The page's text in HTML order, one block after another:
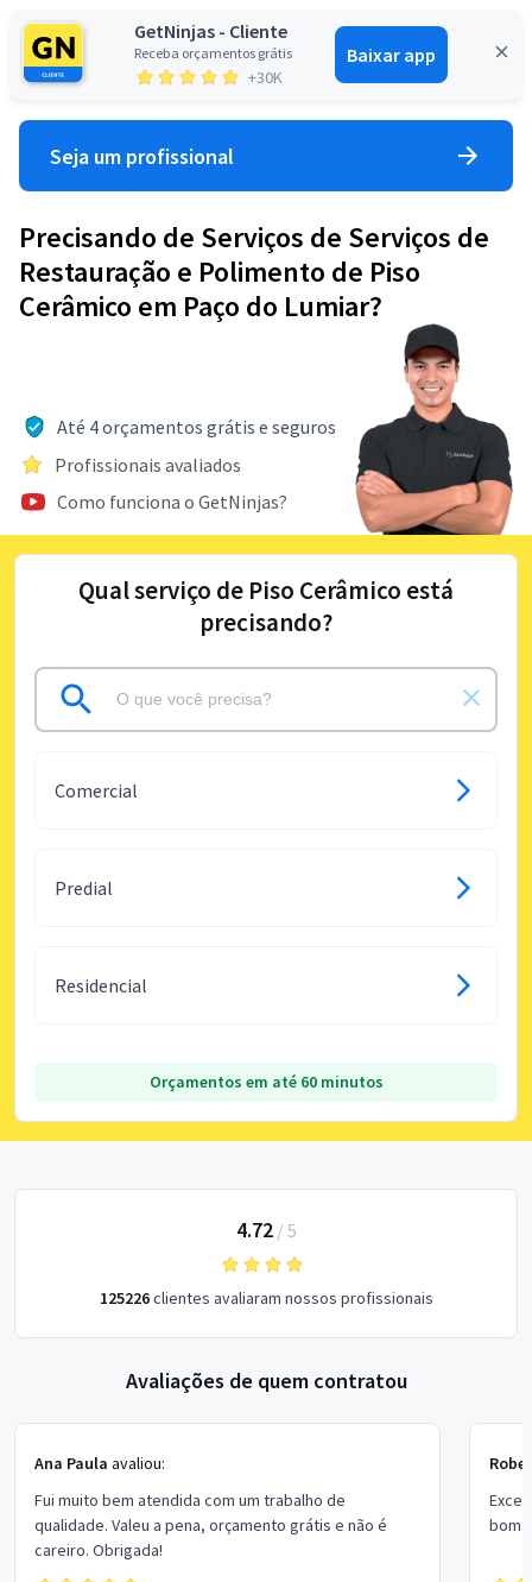
GetNinjas - Cliente
Receba orçamentos grátis
+30K
Baixar app
Entrar
Seja um profissional
Precisando de Serviços de Serviços de
Restauração e Polimento de Piso
Cerâmico em Paço do Lumiar?
Até 4 orçamentos grátis e seguros
Profissionais avaliados
Como funciona o GetNinjas?
Qual serviço de Piso Cerâmico está
precisando?
Comercial
Predial
Residencial
Orçamentos em até 60 minutos
4.72/ 5
125226clientes avaliaram nossos profissionais
Avaliações de quem contratou
Ana Paula avaliou:
Fui muito bem atendida com um trabalho de
qualidade. Valeu a pena, orçamento grátis e não é
careiro. Obrigada!
bom